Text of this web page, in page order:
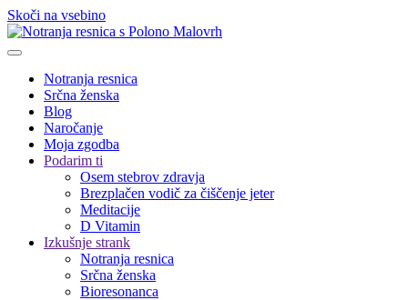
Skoči na vsebino
Notranja resnica
Srčna ženska
Blog
Naročanje
Moja zgodba
Podarim ti
Osem stebrov zdravja
Brezplačen vodič za čiščenje jeter
Meditacije
D Vitamin
Izkušnje strank
Notranja resnica
Srčna ženska
Bioresonanca